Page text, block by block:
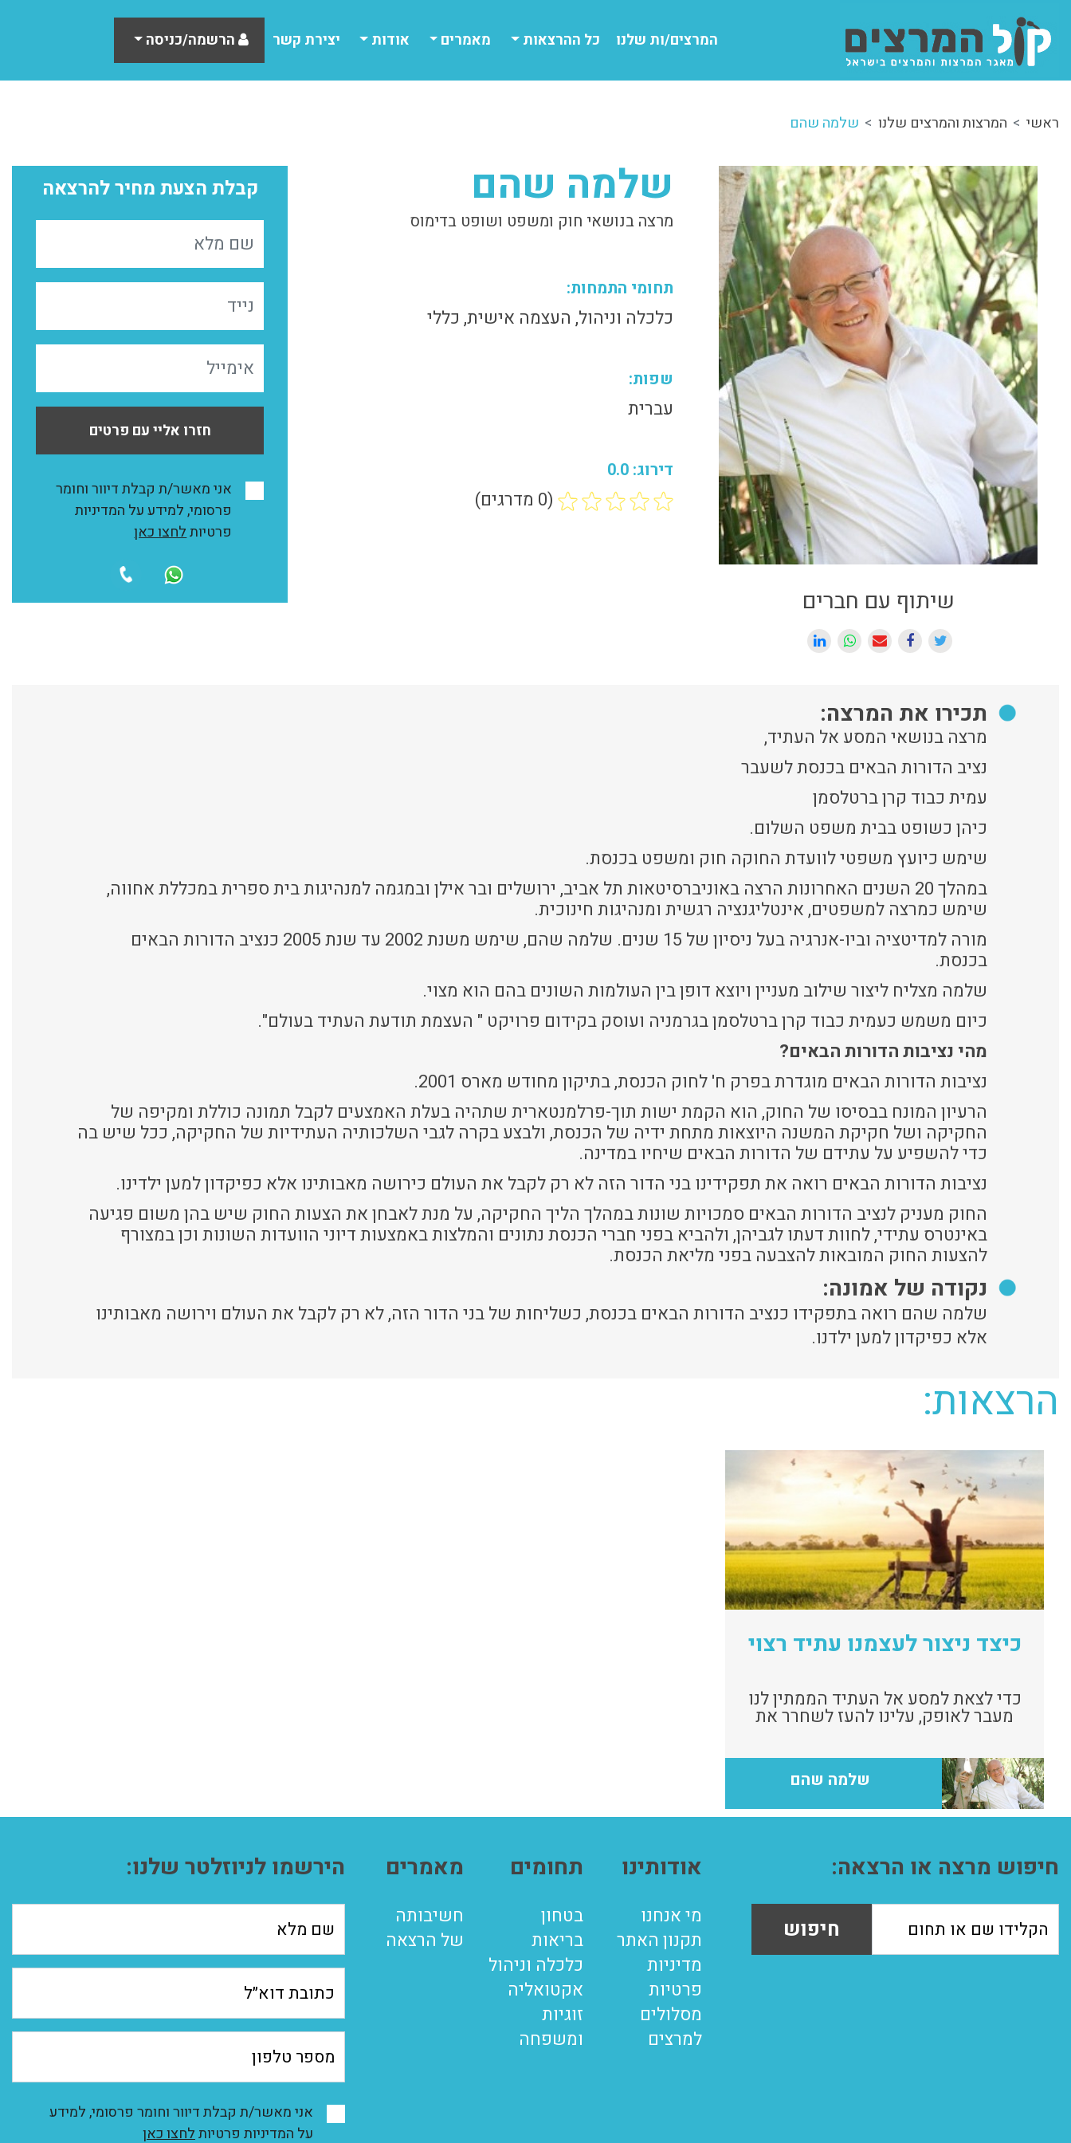
המרצים/ות שלנו כל ההרצאות מאמרים אודות יצירת קשר הרשמה/כניסה
ראשי המרצות והמרצים שלנו שלמה שהם
שיתוף עם חברים
שלמה שהם
מרצה בנושאי חוק ומשפט ושופט בדימוס
תחומי התמחות:
כלכלה וניהול, העצמה אישית, כללי
שפות:
עברית
דירוג: 0.0
(0 מדרגים)
קבלת הצעת מחיר להרצאה
חזרו אליי עם פרטים
אני מאשר/ת קבלת דיוור וחומר
פרסומי, למידע על המדיניות
פרטיותלחצו כאן
תכירו את המרצה:
מרצה בנושאי המסע אל העתיד,
נציב הדורות הבאים בכנסת לשעבר
עמית כבוד קרן ברטלסמן
כיהן כשופט בבית משפט השלום.
שימש כיועץ משפטי לוועדת החוקה חוק ומשפט בכנסת.
במהלך 20 השנים האחרונות הרצה באוניברסיטאות תל אביב, ירושלים ובר אילן ובמגמה למנהיגות בית ספרית במכללת אחווה,
שימש כמרצה למשפטים, אינטליגנציה רגשית ומנהיגות חינוכית.
מורה למדיטציה וביו-אנרגיה בעל ניסיון של 15 שנים. שלמה שהם, שימש משנת 2002 עד שנת 2005 כנציב הדורות הבאים
בכנסת.
שלמה מצליח ליצור שילוב מעניין ויוצא דופן בין העולמות השונים בהם הוא מצוי.
כיום משמש כעמית כבוד קרן ברטלסמן בגרמניה ועוסק בקידום פרויקט " העצמת תודעת העתיד בעולם".
מהי נציבות הדורות הבאים?
נציבות הדורות הבאים מוגדרת בפרק ח' לחוק הכנסת, בתיקון מחודש מארס 2001.
הרעיון המונח בבסיסו של החוק, הוא הקמת ישות תוך-פרלמנטארית שתהיה בעלת האמצעים לקבל תמונה כוללת ומקיפה של
החקיקה ושל חקיקת המשנה היוצאות מתחת ידיה של הכנסת, ולבצע בקרה לגבי השלכותיה העתידיות של החקיקה, ככל שיש בה
כדי להשפיע על עתידם של הדורות הבאים שיחיו במדינה.
נציבות הדורות הבאים רואה את תפקידינו בני הדור הזה לא רק לקבל את העולם כירושה מאבותינו אלא כפיקדון למען ילדינו.
החוק מעניק לנציב הדורות הבאים סמכויות שונות במהלך הליך החקיקה, על מנת לאבחן את הצעות החוק שיש בהן משום פגיעה
באינטרס עתידי, לחוות דעתו לגביהן, ולהביא בפני חברי הכנסת נתונים והמלצות באמצעות דיוני הוועדות השונות וכן במצורף
להצעות החוק המובאות להצבעה בפני מליאת הכנסת.
נקודה של אמונה:
שלמה שהם רואה בתפקידו כנציב הדורות הבאים בכנסת, כשליחות של בני הדור הזה, לא רק לקבל את העולם וירושה מאבותינו
אלא כפיקדון למען ילדנו.
הרצאות:
כיצד ניצור לעצמנו עתיד רצוי
כדי לצאת למסע אל העתיד הממתין לנו
מעבר לאופק, עלינו להעז לשחרר את
אחיזתנו בדפוסי העבר.
שלמה שהם
חיפוש מרצה או הרצאה:
חיפוש
אודותינו
מי אנחנו
תקנון האתר
מדיניות
פרטיות
מסלולים
למרצים
תחומים
בטחון
בריאות
כלכלה וניהול
אקטואליה
זוגיות
ומשפחה
מאמרים
חשיבותה
של הרצאה
הירשמו לניוזלטר שלנו:
אני מאשר/ת קבלת דיוור וחומר פרסומי, למידע
על המדיניות פרטיותלחצו כאן